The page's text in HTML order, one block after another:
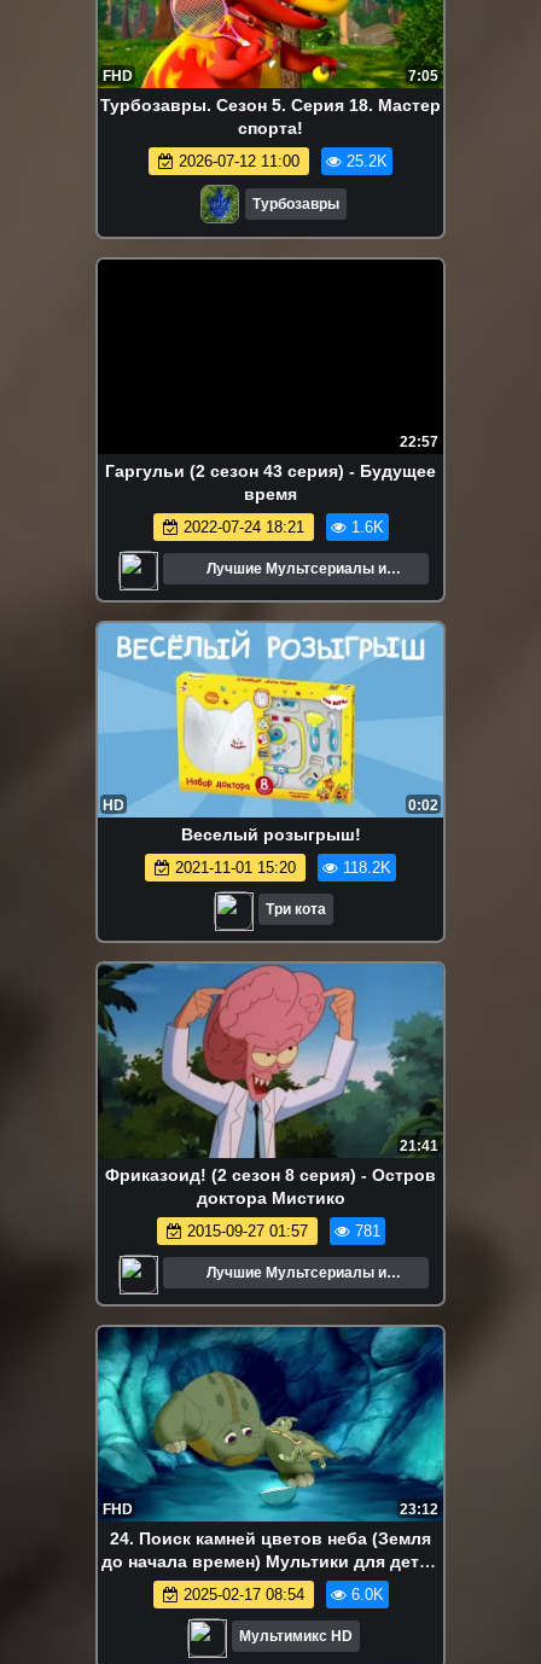
FHD 7:05
Турбозавры. Сезон 5. Серия 18. Мастер
спорта!
2026-07-12 11:00 25.2K
Турбозавры
22:57
Гаргульи (2 сезон 43 серия) - Будущее
время
2022-07-24 18:21 1.6K
Лучшие Мультсериалы и
Мультфильмы
HD 0:02
Веселый розыгрыш!
2021-11-01 15:20 118.2K
Три кота
21:41
Фриказоид! (2 сезон 8 серия) - Остров
доктора Мистико
2015-09-27 01:57 781
Лучшие Мультсериалы и
Мультфильмы
FHD 23:12
24. Поиск камней цветов неба (Земля
до начала времен) Мультики для детей
| Дисней Disney | Netflix | Мультсериалы
2025-02-17 08:54 6.0K
Мультимикс HD